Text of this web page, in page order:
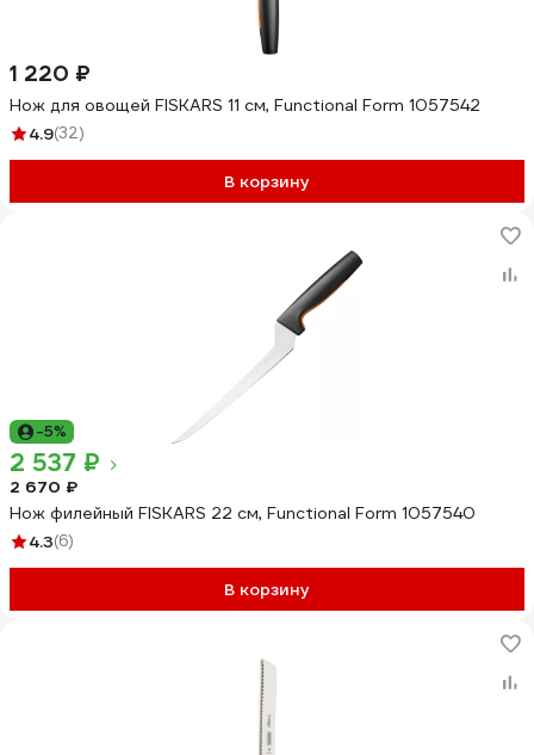
1 220 ₽
Нож для овощей FISKARS 11 см, Functional Form 1057542
4.9(32)
В корзину
-5%
2 537 ₽
2 670 ₽
Нож филейный FISKARS 22 см, Functional Form 1057540
4.3(6)
В корзину